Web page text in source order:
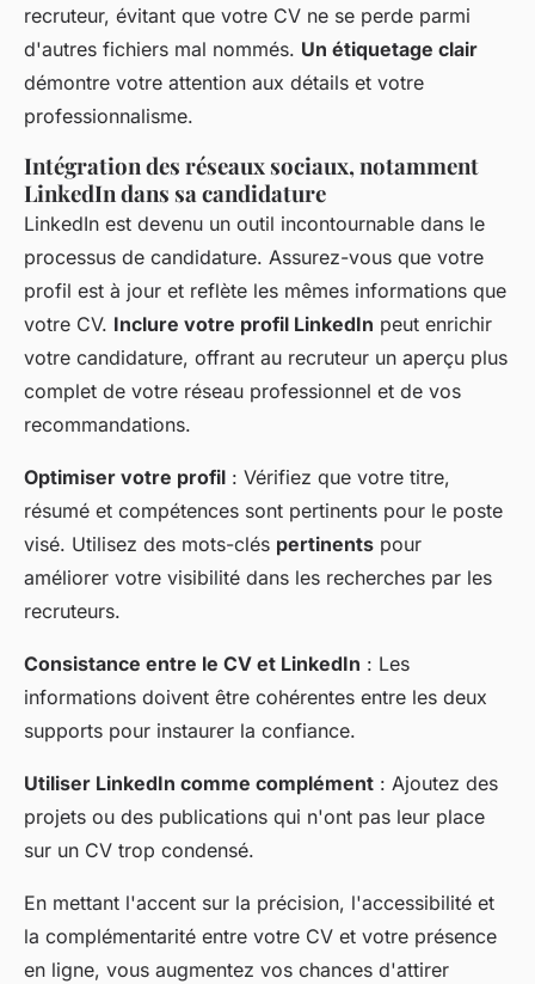
recruteur, évitant que votre CV ne se perde parmi
d'autres fichiers mal nommés. Un étiquetage clair
démontre votre attention aux détails et votre
professionnalisme.
Intégration des réseaux sociaux, notamment
LinkedIn dans sa candidature
LinkedIn est devenu un outil incontournable dans le
processus de candidature. Assurez-vous que votre
profil est à jour et reflète les mêmes informations que
votre CV. Inclure votre profil LinkedIn peut enrichir
votre candidature, offrant au recruteur un aperçu plus
complet de votre réseau professionnel et de vos
recommandations.
Optimiser votre profil : Vérifiez que votre titre,
résumé et compétences sont pertinents pour le poste
visé. Utilisez des mots-clés pertinents pour
améliorer votre visibilité dans les recherches par les
recruteurs.
Consistance entre le CV et LinkedIn : Les
informations doivent être cohérentes entre les deux
supports pour instaurer la confiance.
Utiliser LinkedIn comme complément : Ajoutez des
projets ou des publications qui n'ont pas leur place
sur un CV trop condensé.
En mettant l'accent sur la précision, l'accessibilité et
la complémentarité entre votre CV et votre présence
en ligne, vous augmentez vos chances d'attirer